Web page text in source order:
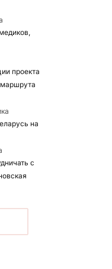
проекта
на
с